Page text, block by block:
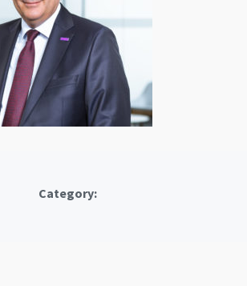
Category: